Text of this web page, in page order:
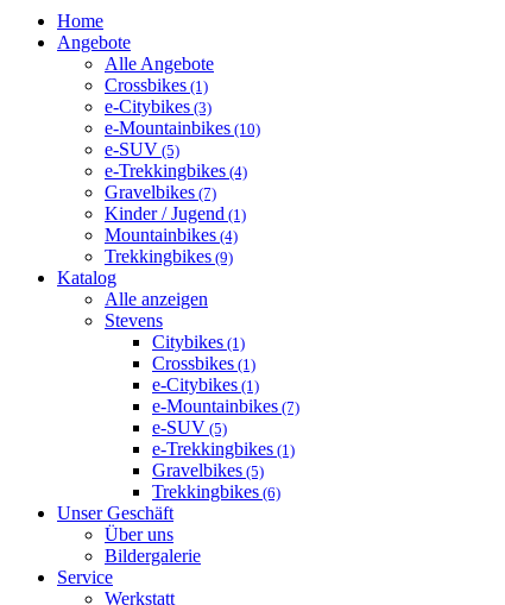
Home
Angebote
Alle Angebote
Crossbikes (1)
e-Citybikes (3)
e-Mountainbikes (10)
e-SUV (5)
e-Trekkingbikes (4)
Gravelbikes (7)
Kinder / Jugend (1)
Mountainbikes (4)
Trekkingbikes (9)
Katalog
Alle anzeigen
Stevens
Citybikes (1)
Crossbikes (1)
e-Citybikes (1)
e-Mountainbikes (7)
e-SUV (5)
e-Trekkingbikes (1)
Gravelbikes (5)
Trekkingbikes (6)
Unser Geschäft
Über uns
Bildergalerie
Service
Werkstatt